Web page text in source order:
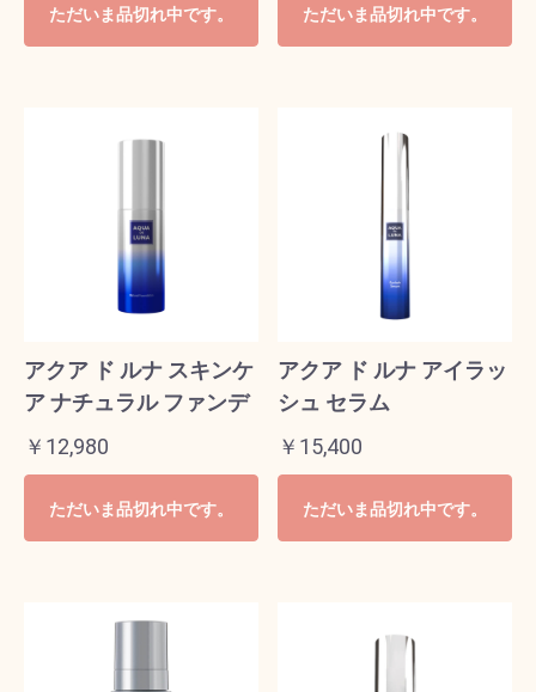
ただいま品切れ中です。 ただいま品切れ中です。
アクア ド ルナ スキンケ
ア ナチュラル ファンデ
￥12,980
ただいま品切れ中です。
アクア ド ルナ アイラッ
シュ セラム
￥15,400
ただいま品切れ中です。